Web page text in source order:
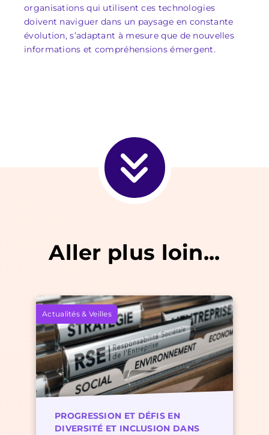
organisations qui utilisent ces technologies
doivent naviguer dans un paysage en constante
évolution, s’adaptant à mesure que de nouvelles
informations et compréhensions émergent.
Aller plus loin...
Actualités & Veilles
PROGRESSION ET DÉFIS EN
DIVERSITÉ ET INCLUSION DANS